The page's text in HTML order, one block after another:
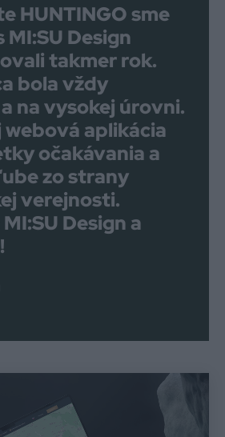
HUNTINGO sme
MI:SU Design
takmer rok.
bola vždy
na vysokej úrovni.
webová aplikácia
očakávania a
zo strany
verejnosti.
Design a